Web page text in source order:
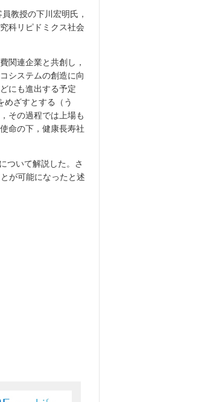
教授の下川宏明氏，
科リピドミクス社会
関連企業と共創し，
システムの創造に向
にも進出する予定
めざすとする（う
その過程では上場も
命の下，健康長寿社
ついて解説した。さ
が可能になったと述